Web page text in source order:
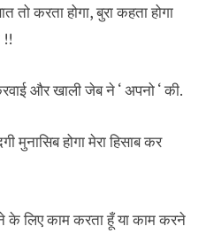
करता होगा, बुरा कहता होगा
!!
और खाली जेब ने ‘ अपनो ‘ की.
मुनासिब होगा मेरा हिसाब कर
लिए काम करता हूँ या काम करने